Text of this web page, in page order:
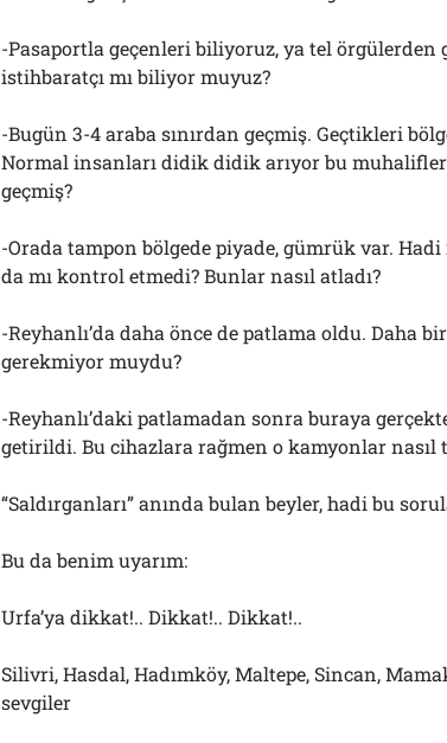
-Pasaportla geçenleri biliyoruz, ya tel örgülerden
istihbaratçı mı biliyor muyuz?
-Bugün 3-4 araba sınırdan geçmiş. Geçtikleri
Normal insanları didik didik arıyor bu
geçmiş?
-Orada tampon bölgede piyade, gümrük var.
da mı kontrol etmedi? Bunlar nasıl atladı?
-Reyhanlı’da daha önce de patlama oldu. Daha
gerekmiyor muydu?
-Reyhanlı’daki patlamadan sonra buraya
getirildi. Bu cihazlara rağmen o kamyonlar nasıl
“Saldırganları” anında bulan beyler, hadi bu
Bu da benim uyarım:
Urfa’ya dikkat!.. Dikkat!.. Dikkat!..
Silivri, Hasdal, Hadımköy, Maltepe, Sincan,
sevgiler